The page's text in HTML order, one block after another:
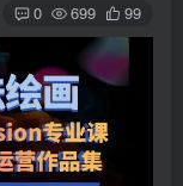
0 699 99